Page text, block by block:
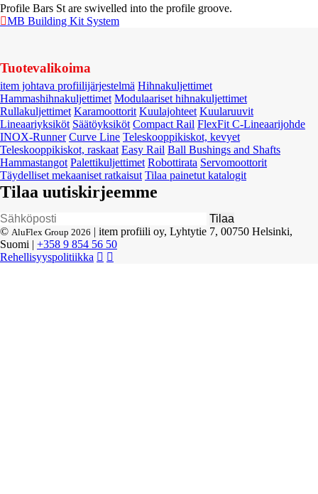
Profile Bars St are swivelled into the profile groove.
MB Building Kit System
Tuotevalikoima
item johtava profiilijärjestelmä Hihnakuljettimet
Hammashihnakuljettimet Modulaariset hihnakuljettimet
Rullakuljettimet Karamoottorit Kuulajohteet Kuularuuvit
Lineaariyksiköt Säätöyksiköt Compact Rail FlexFit C-Lineaarijohde
INOX-Runner Curve Line Teleskooppikiskot, kevyet
Teleskooppikiskot, raskaat Easy Rail Ball Bushings and Shafts
Hammastangot Palettikuljettimet Robottirata Servomoottorit
Täydelliset mekaaniset ratkaisut Tilaa painetut katalogit
Tilaa uutiskirjeemme
© AluFlex Group 2026 | item profiili oy, Lyhtytie 7, 00750 Helsinki,
Suomi | +358 9 854 56 50
Rehellisyyspolitiikka